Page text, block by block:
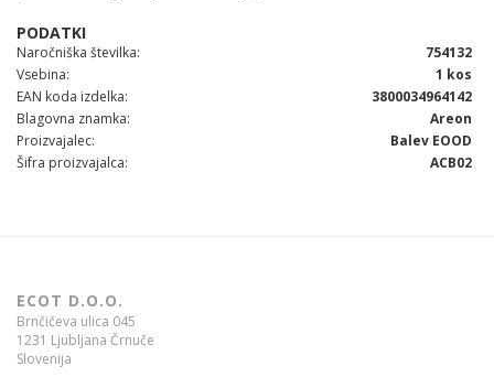
Naročniška številka
754132
Vsebina
1 kos
EAN koda izdelka
3800034964142
Blagovna znamka
Areon
Proizvajalec
Balev EOOD
Šifra proizvajalca
ACB02
ECOT D.O.O.
Brnčičeva ulica 045
1231 Ljubljana Črnuče
Slovenija